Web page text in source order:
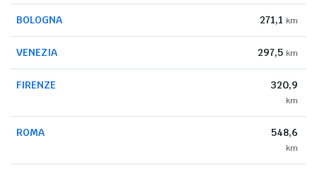
BOLOGNA 271,1 km
VENEZIA 297,5 km
FIRENZE 320,9
km
ROMA 548,6
km